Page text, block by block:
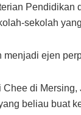
sekolah
ejen
di
beliau buat